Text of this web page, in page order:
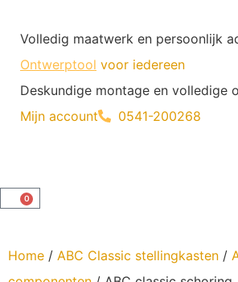
Volledig maatwerk en persoonlijk
Ontwerptool voor iedereen
Deskundige montage en volledige
Mijn account
0541-200268
0
Home / ABC Classic stellingkasten /